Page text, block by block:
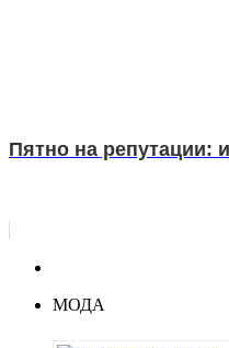
Пятно на репутации:
МОДА